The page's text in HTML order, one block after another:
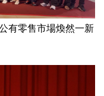
有零售市場煥然一新